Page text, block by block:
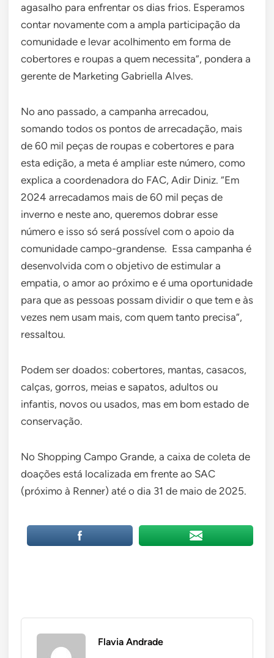
agasalho para enfrentar os dias frios. Esperamos
contar novamente com a ampla participação da
comunidade e levar acolhimento em forma de
cobertores e roupas a quem necessita”, pondera a
gerente de Marketing Gabriella Alves.
No ano passado, a campanha arrecadou,
somando todos os pontos de arrecadação, mais
de 60 mil peças de roupas e cobertores e para
esta edição, a meta é ampliar este número, como
explica a coordenadora do FAC, Adir Diniz. “Em
2024 arrecadamos mais de 60 mil peças de
inverno e neste ano, queremos dobrar esse
número e isso só será possível com o apoio da
comunidade campo-grandense. Essa campanha é
desenvolvida com o objetivo de estimular a
empatia, o amor ao próximo e é uma oportunidade
para que as pessoas possam dividir o que tem e às
vezes nem usam mais, com quem tanto precisa”,
ressaltou.
Podem ser doados: cobertores, mantas, casacos,
calças, gorros, meias e sapatos, adultos ou
infantis, novos ou usados, mas em bom estado de
conservação.
No Shopping Campo Grande, a caixa de coleta de
doações está localizada em frente ao SAC
(próximo à Renner) até o dia 31 de maio de 2025.
Flavia Andrade